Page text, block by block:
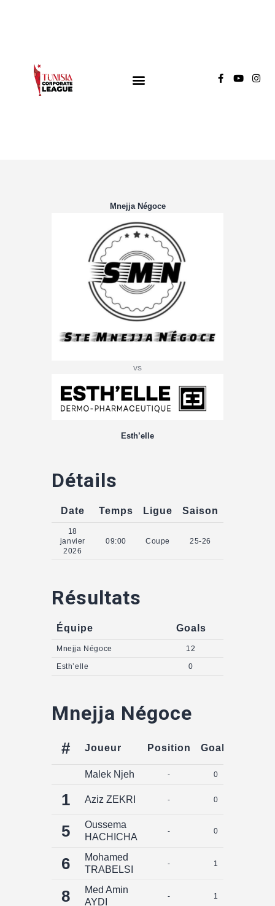
Groupe A
Mnejja Négoce
vs
Esth’elle
Détails
Date Temps Ligue Saison
18
janvier
2026
09:00 Coupe 25-26
Résultats
Équipe Goals
Mnejja Négoce 12
Esth’elle 0
Mnejja Négoce
# Joueur Position Goals
Malek Njeh - 0
1 Aziz ZEKRI - 0
5
Oussema
HACHICHA
- 0
6
Mohamed
TRABELSI
- 1
8
Med Amin
AYDI
- 1